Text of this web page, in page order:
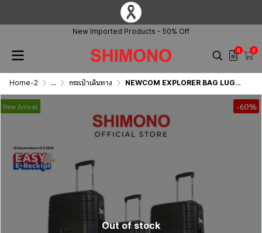
New Imported Products - 50% Off
0 0
Home-2 ... กระเป๋าเดินทาง NEWCOM EXPLORER BAG LUGGAGE
New Arrival -60%
Out of stock